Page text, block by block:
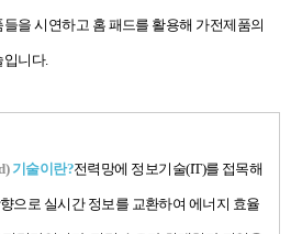
을 시연하고 홈 패드를 활용해 가전제품의
입니다.
기술이란?전력망에 정보기술(IT)를 접목해
으로 실시간 정보를 교환하여 에너지 효율